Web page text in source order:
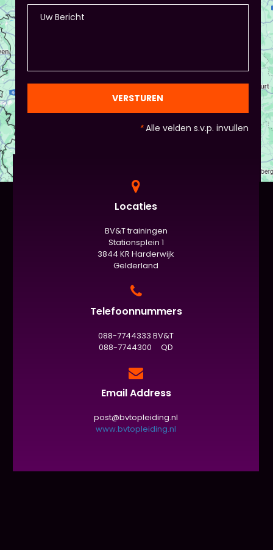
Piet of hij dit wil in plaats van een eindpresentatie
+ zorg ervoor dat de deelnemers wel hun
en die van Piet en vervolgens de deelnemers:
gezien de eindpresentaties van 5 minuten de
officiële/vaste werkvorm zijn. Voor beginners is het
nog met spiekbriefje). - Vergeet het
evaluatieformulier niet :)
VERSTUREN
*Alle velden s.v.p. invullen
Locaties
BV&T trainingen
Stationsplein 1
3844 KR Harderwijk
Gelderland
Telefoonnummers
088-7744333 BV&T
088-7744300 QD
Email Address
post@bvtopleiding.nl
www.bvtopleiding.nl